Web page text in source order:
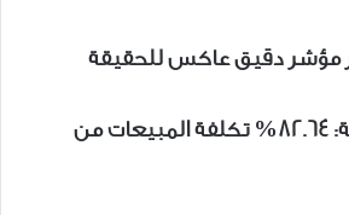
مؤشر دقيق عاكس للحقيقة
الشعيبة الصناعية: 82.64% تكلفة المبيعات من